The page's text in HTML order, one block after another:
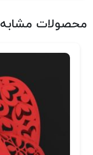
محصولات مشابه